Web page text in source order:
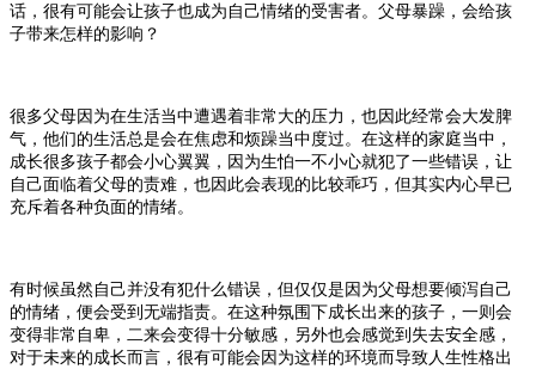
话，很有可能会让孩子也成为自己情绪的受害者。父母暴躁，会给孩
子带来怎样的影响？
很多父母因为在生活当中遭遇着非常大的压力，也因此经常会大发脾
气，他们的生活总是会在焦虑和烦躁当中度过。在这样的家庭当中，
成长很多孩子都会小心翼翼，因为生怕一不小心就犯了一些错误，让
自己面临着父母的责难，也因此会表现的比较乖巧，但其实内心早已
充斥着各种负面的情绪。
有时候虽然自己并没有犯什么错误，但仅仅是因为父母想要倾泻自己
的情绪，便会受到无端指责。在这种氛围下成长出来的孩子，一则会
变得非常自卑，二来会变得十分敏感，另外也会感觉到失去安全感，
对于未来的成长而言，很有可能会因为这样的环境而导致人生性格出